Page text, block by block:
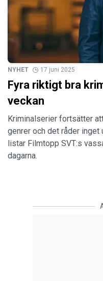
NYHET 17 juni 2025
Fyra riktigt bra
veckan
Kriminalserier fortsätter
genrer och det råder inget
listar Filmtopp SVT:s
dagarna.